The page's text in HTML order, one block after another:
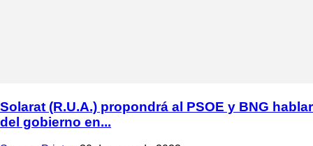
Solarat (R.U.A.) propondrá al PSOE y BNG hablar
del gobierno en...